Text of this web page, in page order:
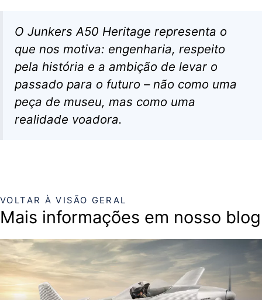
O Junkers A50 Heritage representa o
que nos motiva: engenharia, respeito
pela história e a ambição de levar o
passado para o futuro – não como uma
peça de museu, mas como uma
realidade voadora.
VOLTAR À VISÃO GERAL
Mais informações em nosso blog